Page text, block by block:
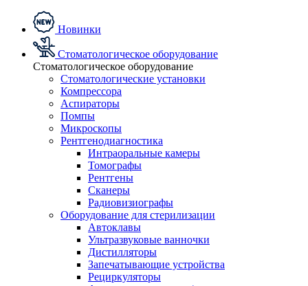
Новинки
Стоматологическое оборудование
Стоматологическое оборудование
Стоматологические установки
Компрессора
Аспираторы
Помпы
Микроскопы
Рентгенодиагностика
Интраоральные камеры
Томографы
Рентгены
Сканеры
Радиовизиографы
Оборудование для стерилизации
Автоклавы
Ультразвуковые ванночки
Дистилляторы
Запечатывающие устройства
Рециркуляторы